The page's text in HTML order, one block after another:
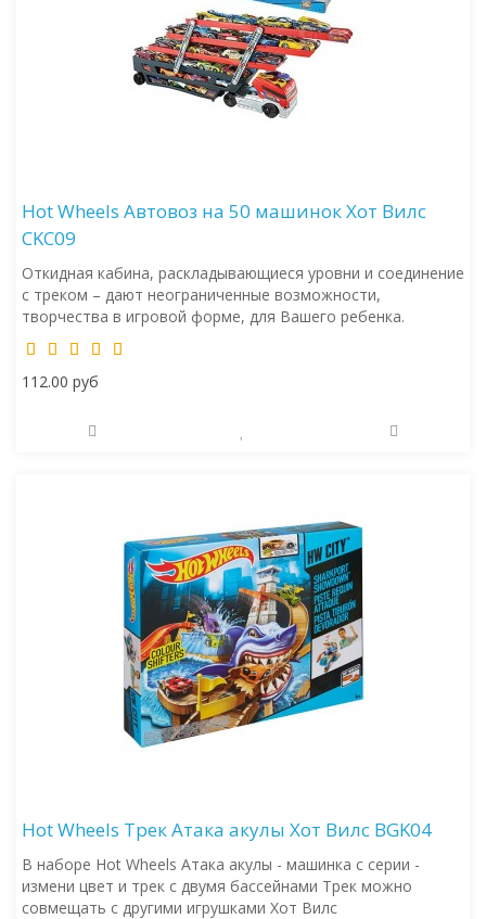
Hot Wheels Автовоз на 50 машинок Хот Вилс
CKC09
Откидная кабина, раскладывающиеся уровни и соединение
с треком – дают неограниченные возможности,
творчества в игровой форме, для Вашего ребенка.
112.00 руб
Hot Wheels Трек Атака акулы Хот Вилс BGK04
В наборе Hot Wheels Атака акулы - машинка с серии -
измени цвет и трек с двумя бассейнами Трек можно
совмещать с другими игрушками Хот Вилс